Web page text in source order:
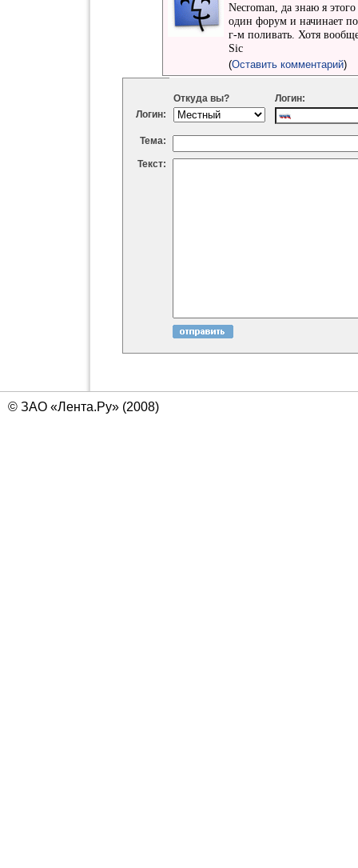
Necroman, да знаю я
один форум и начинает
г-м поливать. Хотя
Sic
(Оставить комментарий)
Логин:
Откуда вы? Логин:
Тема:
Текст:
© ЗАО «Лента.Ру» (2008)